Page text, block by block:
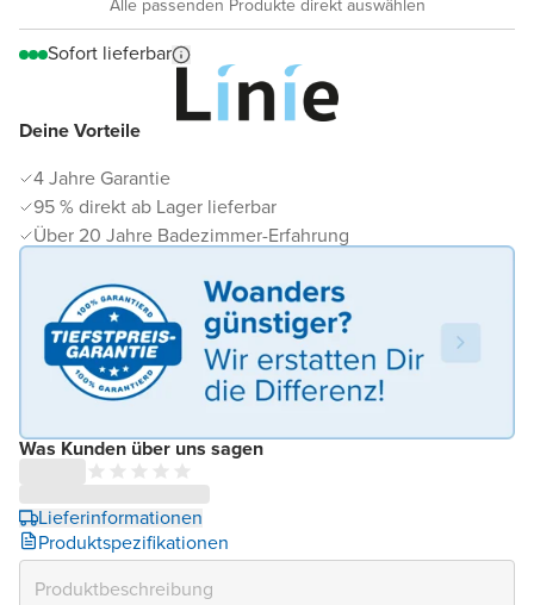
Deine Vorteile
4 Jahre Garantie
95 % direkt ab Lager lieferbar
Über 20 Jahre Badezimmer-Erfahrung
Was Kunden über uns sagen
Lieferinformationen
Produktspezifikationen
Alle passenden Produkte direkt auswählen
Sofort lieferbar